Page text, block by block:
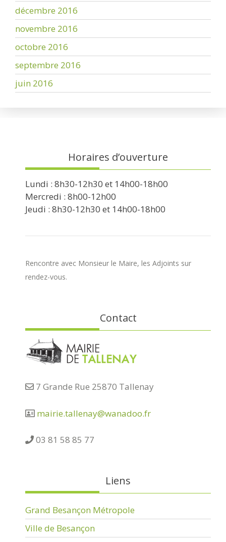
décembre 2016
novembre 2016
octobre 2016
septembre 2016
juin 2016
Horaires d’ouverture
Lundi : 8h30-12h30 et 14h00-18h00
Mercredi : 8h00-12h00
Jeudi : 8h30-12h30 et 14h00-18h00
Rencontre avec Monsieur le Maire, les Adjoints sur
rendez-vous.
Contact
7 Grande Rue 25870 Tallenay
mairie.tallenay@wanadoo.fr
03 81 58 85 77
Liens
Grand Besançon Métropole
Ville de Besançon